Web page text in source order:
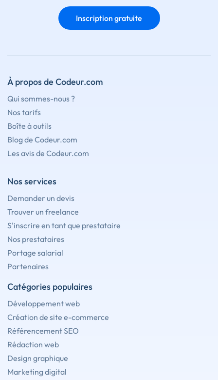
Inscription gratuite
À propos de Codeur.com
Qui sommes-nous ?
Nos tarifs
Boîte à outils
Blog de Codeur.com
Les avis de Codeur.com
Nos services
Demander un devis
Trouver un freelance
S'inscrire en tant que prestataire
Nos prestataires
Portage salarial
Partenaires
Catégories populaires
Développement web
Création de site e-commerce
Référencement SEO
Rédaction web
Design graphique
Marketing digital